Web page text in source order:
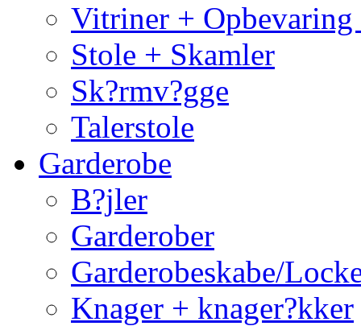
Vitriner +
Stole + Skamler
Sk?rmv?gge
Talerstole
Garderobe
B?jler
Garderober
Garderobeskabe/
Knager + knager?kker